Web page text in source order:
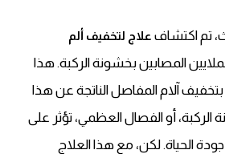
تم اكتشاف علاج لتخفيف ألم
المصابين بخشونة الركبة. هذا
آلام المفاصل الناتجة عن هذا
أو الفصال العظمي، تؤثر على
الحياة. لكن، مع هذا العلاج